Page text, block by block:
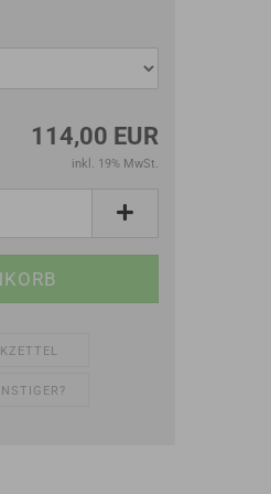
114,00 EUR
inkl. 19% MwSt.